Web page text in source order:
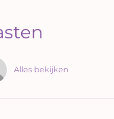
Alles bekijken